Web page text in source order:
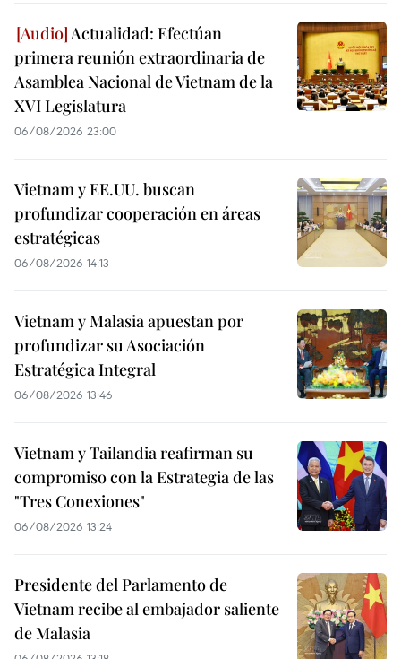
Actualidad: Efectúan
primera reunión extraordinaria de
Asamblea Nacional de Vietnam de la
XVI Legislatura
06/08/2026 23:00
Vietnam y EE.UU. buscan
profundizar cooperación en áreas
estratégicas
06/08/2026 14:13
Vietnam y Malasia apuestan por
profundizar su Asociación
Estratégica Integral
06/08/2026 13:46
Vietnam y Tailandia reafirman su
compromiso con la Estrategia de las
"Tres Conexiones"
06/08/2026 13:24
Presidente del Parlamento de
Vietnam recibe al embajador saliente
de Malasia